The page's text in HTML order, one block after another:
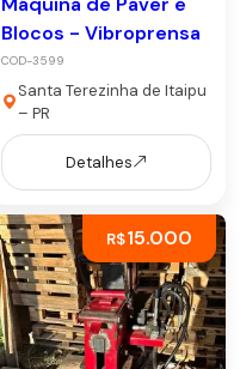
Blocos - Vibroprensa
COD-3599
Santa Terezinha de Itaipu
– PR
Detalhes
R$15.000